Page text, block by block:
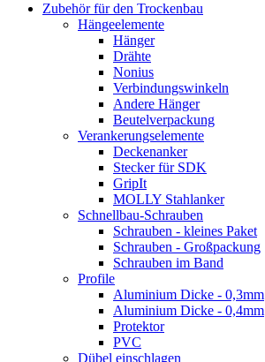
Zubehör für den Trockenbau
Hängeelemente
Hänger
Drähte
Nonius
Verbindungswinkeln
Andere Hänger
Beutelverpackung
Verankerungselemente
Deckenanker
Stecker für SDK
GripIt
MOLLY Stahlanker
Schnellbau-Schrauben
Schrauben - kleines Paket
Schrauben - Großpackung
Schrauben im Band
Profile
Aluminium Dicke - 0,3mm
Aluminium Dicke - 0,4mm
Protektor
PVC
Dübel einschlagen